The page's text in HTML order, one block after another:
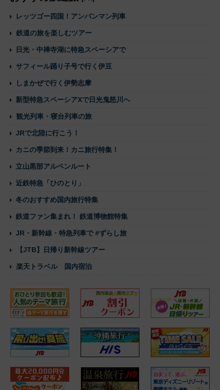
レッツゴー四国！アンパンマン列車
鉄道の旅を楽しむツアー
日光・中禅寺湖に特急スペーシアで
サフィール踊り子号で行く伊豆
しまかぜで行く伊勢志摩
新型特急スペーシアXで日光鬼怒川へ
観光列車・寝台列車の旅
JRで北陸に行こう！
カニの季節到来！カニ旅行特集！
立山黒部アルペンルート
近鉄特急「ひのとり」
冬のおすすめ国内旅行特集
鉄道ファン集まれ！ 鉄道博物館特集
JR・新幹線・特急列車で #ずらし旅
【JTB】日帰り新幹線ツアー
楽天トラベル 国内宿泊